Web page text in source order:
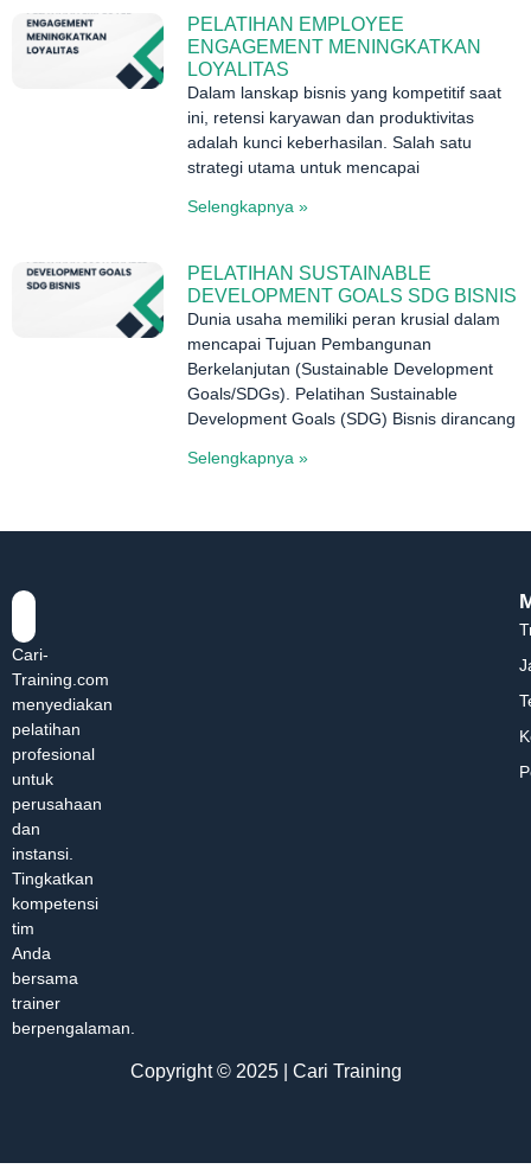
PELATIHAN EMPLOYEE
ENGAGEMENT MENINGKATKAN
LOYALITAS
Dalam lanskap bisnis yang kompetitif saat
ini, retensi karyawan dan produktivitas
adalah kunci keberhasilan. Salah satu
strategi utama untuk mencapai
Selengkapnya »
PELATIHAN SUSTAINABLE
DEVELOPMENT GOALS SDG BISNIS
Dunia usaha memiliki peran krusial dalam
mencapai Tujuan Pembangunan
Berkelanjutan (Sustainable Development
Goals/SDGs). Pelatihan Sustainable
Development Goals (SDG) Bisnis dirancang
Selengkapnya »
Cari-
Training.com
menyediakan
pelatihan
profesional
untuk
perusahaan
dan
instansi.
Tingkatkan
kompetensi
tim
Anda
bersama
trainer
berpengalaman.
Copyright © 2025 | Cari Training